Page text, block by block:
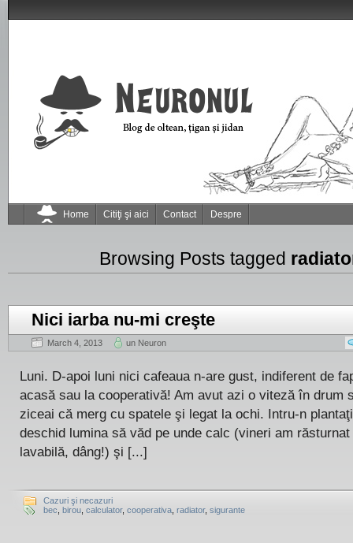
Home Citiţi şi aici Contact Despre
Browsing Posts tagged
Nici iarba nu-mi creşte
March 4, 2013 un Neuron
Luni. D-apoi luni nici cafeaua n-are gust, indiferent de
acasă sau la cooperativă! Am avut azi o viteză în drum
ziceai că merg cu spatele şi legat la ochi. Intru-n
deschid lumina să văd pe unde calc (vineri am
lavabilă, dâng!) şi [...]
Cazuri şi necazuri
bec birou calculator, cooperativa radiator, sigurante